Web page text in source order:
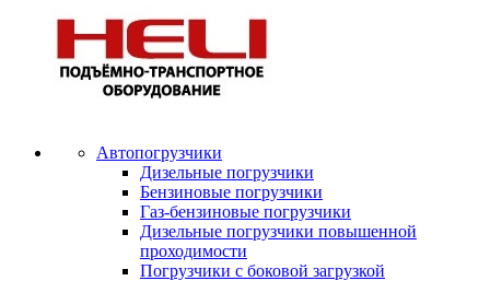
Автопогрузчики
Дизельные погрузчики
Бензиновые погрузчики
Газ-бензиновые погрузчики
Дизельные погрузчики повышенной
проходимости
Погрузчики с боковой загрузкой